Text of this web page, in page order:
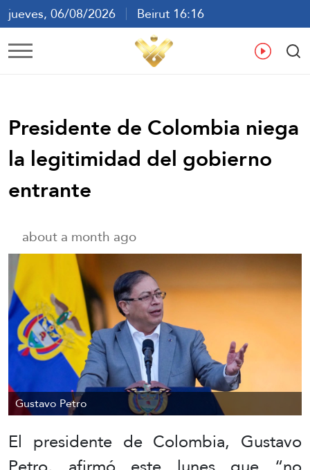
jueves, 06/08/2026
Beirut 16:16
ع En
Presidente de Colombia niega
la legitimidad del gobierno
entrante
about a month ago
Gustavo Petro
El presidente de Colombia, Gustavo